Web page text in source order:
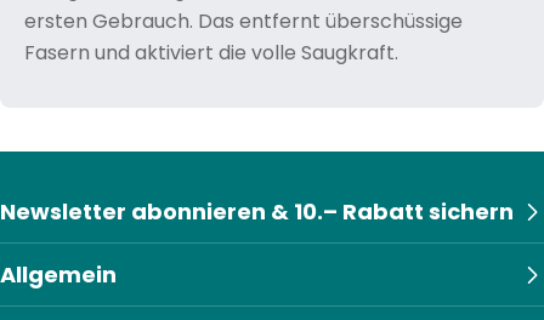
ersten Gebrauch. Das entfernt überschüssige
Fasern und aktiviert die volle Saugkraft.
Allgemein
Newsletter abonnieren & 10.– Rabatt sichern